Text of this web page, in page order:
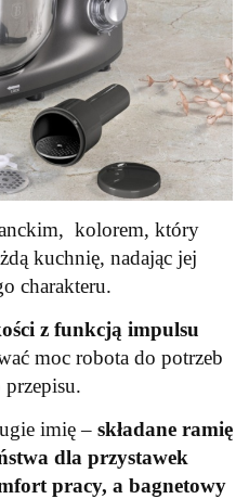
kolorem, który
kuchnię, nadając jej
charakteru.
z funkcją impulsu
moc robota do potrzeb
przepisu.
imię – składane ramię
dla przystawek
pracy, a bagnetowy